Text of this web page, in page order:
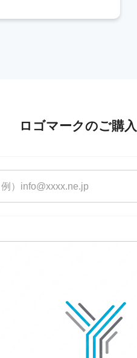
ロゴマークのご購入